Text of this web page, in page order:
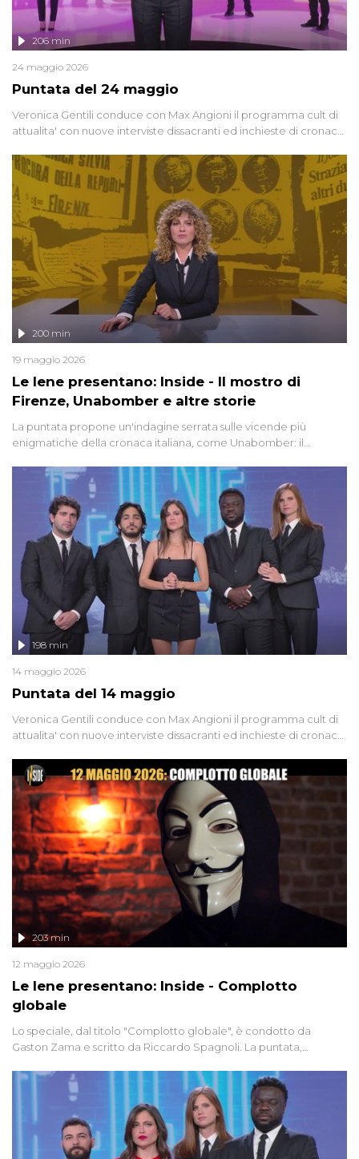
Puntata del 24 maggio
206 min
24 maggio 2026
Veronica Gentili conduce con Max Angioni il programma cult di
attualita' con nuove interviste dissacranti ed inchieste di cronaca
Le Iene presentano: Inside - Il mostro di
Firenze, Unabomber e altre storie
200 min
19 maggio 2026
La puntata propone un'indagine serrata sulle vicende più
enigmatiche della cronaca italiana, come Unabomber: il
'90 e il 2000 che, inquietantemente, potrebbe essere ancora in
libertà. Lo speciale affronta inoltre le zone d'ombra sul Mostro di
Firenze, le cui responsabilità appaiono ancora oggi avvolte in un
groviglio di dubbi mai chiariti. Nel corso dello speciale anche
l'intervista inedita a Olindo Romano, realizzata ne...
Puntata del 14 maggio
198 min
14 maggio 2026
Veronica Gentili conduce con Max Angioni il programma cult di
attualita' con nuove interviste dissacranti ed inchieste di cronaca
Le Iene presentano: Inside - Complotto
globale
203 min
12 maggio 2026
Lo speciale, dal titolo "Complotto globale", è condotto da
Gaston Zama e scritto da Riccardo Spagnoli. La puntata,
racconta l'universo delle narrazioni alternative, dei sospetti
globali e del complottismo che negli ultimi anni hanno invaso
social network, talk show, piazze digitali e immaginario collettivo.